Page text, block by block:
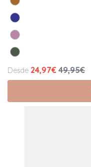
Desde 24,97€ 49,95€